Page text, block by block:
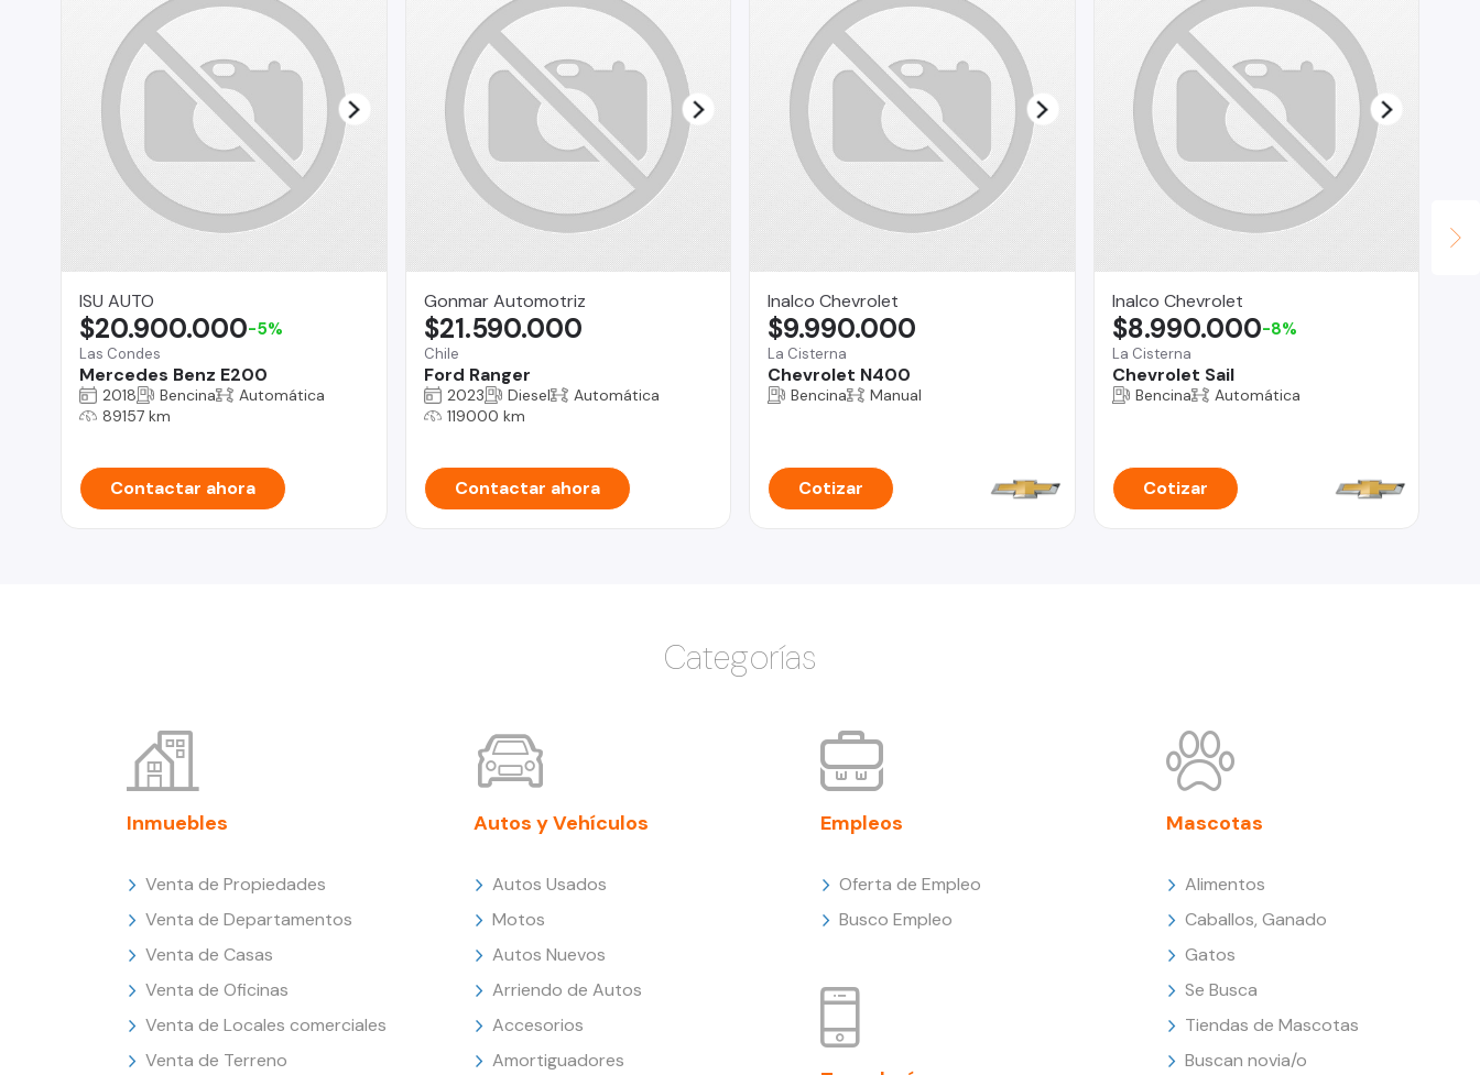
ISU AUTO
Las Condes
Mercedes Benz E200
$20.900.000-5%
2018 Bencina
Automática
89157 km
Contactar ahora
Gonmar Automotriz
Chile
Ford Ranger
$21.590.000
2023 Diesel
Automática
119000 km
Contactar ahora
Inalco Chevrolet
La Cisterna
Chevrolet N400
$9.990.000
Bencina Manual
Cotizar
Inalco Chevrolet
La Cisterna
Chevrolet Sail
$8.990.000-8%
Bencina Automática
Cotizar
Categorías
Inmuebles
Venta de Propiedades
Venta de Departamentos
Venta de Casas
Venta de Oficinas
Venta de Locales comerciales
Venta de Terreno
Autos y Vehículos
Autos Usados
Motos
Autos Nuevos
Arriendo de Autos
Accesorios
Amortiguadores
Empleos
Oferta de Empleo
Busco Empleo
Mascotas
Alimentos
Caballos, Ganado
Gatos
Se Busca
Tiendas de Mascotas
Buscan novia/o